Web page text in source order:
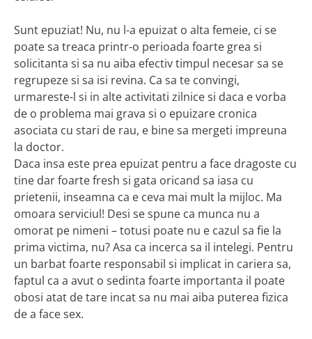
Sunt epuziat! Nu, nu l-a epuizat o alta femeie, ci se
poate sa treaca printr-o perioada foarte grea si
solicitanta si sa nu aiba efectiv timpul necesar sa se
regrupeze si sa isi revina. Ca sa te convingi,
urmareste-l si in alte activitati zilnice si daca e vorba
de o problema mai grava si o epuizare cronica
asociata cu stari de rau, e bine sa mergeti impreuna
la doctor.
Daca insa este prea epuizat pentru a face dragoste cu
tine dar foarte fresh si gata oricand sa iasa cu
prietenii, inseamna ca e ceva mai mult la mijloc. Ma
omoara serviciul! Desi se spune ca munca nu a
omorat pe nimeni – totusi poate nu e cazul sa fie la
prima victima, nu? Asa ca incerca sa il intelegi. Pentru
un barbat foarte responsabil si implicat in cariera sa,
faptul ca a avut o sedinta foarte importanta il poate
obosi atat de tare incat sa nu mai aiba puterea fizica
de a face sex.